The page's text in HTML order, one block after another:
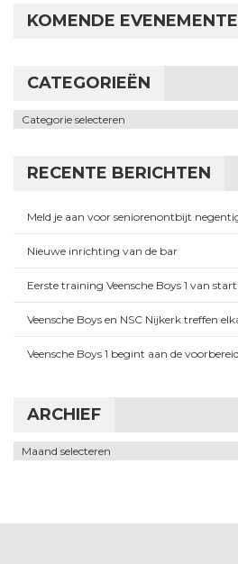
KOMENDE
CATEGORIEËN
Categorieën
RECENTE BERICHTEN
Meld je aan voor seniorenontbijt
Nieuwe inrichting van de bar
Eerste training Veensche Boys 1 van start
Veensche Boys en NSC Nijkerk treffen
Veensche Boys 1 begint aan de
ARCHIEF
Archief